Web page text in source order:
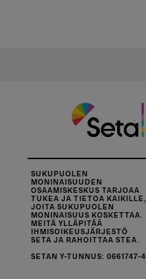
SUKUPUOLEN
MONINAISUUDEN
OSAAMISKESKUS TARJOAA
TUKEA JA TIETOA KAIKILLE,
JOITA SUKUPUOLEN
MONINAISUUS KOSKETTAA.
MEITÄ YLLÄPITÄÄ
IHMISOIKEUSJÄRJESTÖ
SETA JA RAHOITTAA STEA.
SETAN Y-TUNNUS: 0661747-4